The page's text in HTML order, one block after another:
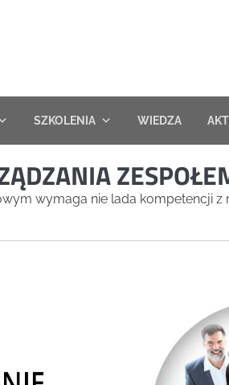
SZKOLENIA WIEDZA
wymaga nie lada kompetencji